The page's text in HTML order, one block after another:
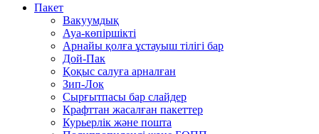
Пакет
Вакуумдық
Ауа-көпіршікті
Арнайы қолға ұстауыш тілігі бар
Дой-Пак
Қоқыс салуға арналған
Зип-Лок
Сырғытпасы бар слайдер
Крафттан жасалған пакеттер
Курьерлік және пошта